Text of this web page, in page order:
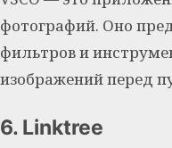
фотографий. Оно
фильтров и
изображений перед
6. Linktree